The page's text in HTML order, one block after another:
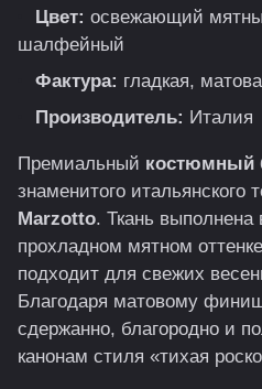
Цвет: освежающий
шалфейный
Фактура: гладкая,
Производитель: Италия
Премиальный костюмный
знаменитого итальянского
Marzotto. Ткань выполнена
прохладном мятном
подходит для свежих
Благодаря матовому
сдержанно, благородно и
канонам стиля «тихая